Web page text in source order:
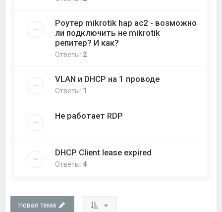
Роутер mikrotik hap ac2 - возможно
ли подключить не mikrotik
репитер? И как?
Ответы: 2
VLAN и DHCP на 1 проводе
Ответы: 1
Не работает RDP
DHCP Client lease expired
Ответы:4
Новая тема